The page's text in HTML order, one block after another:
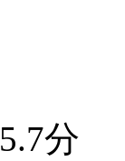
5.7分